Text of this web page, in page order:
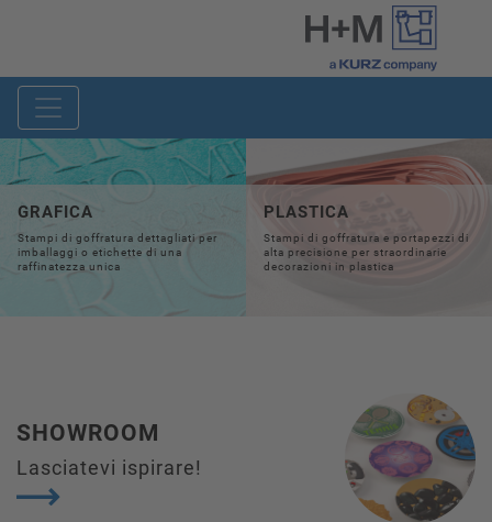
GRAFICA
Stampi di goffratura dettagliati per
imballaggi o etichette di una
raffinatezza unica
PLASTICA
Stampi di goffratura e portapezzi di
alta precisione per straordinarie
decorazioni in plastica
SHOWROOM
Lasciatevi ispirare!